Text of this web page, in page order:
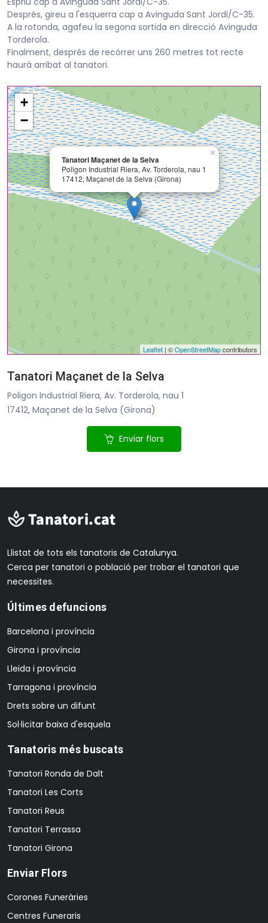
Després, gireu a l'esquerra cap a Avinguda Sant Jordi/C-35.
A la rotonda, agafeu la segona sortida en direcció Avinguda
Torderola.
Finalment, després de recórrer uns 260 metres tot recte
haurà arribat al tanatori.
Tanatori Maçanet de la Selva
Poligon Industrial Riera, Av. Torderola, nau 1
17412, Maçanet de la Selva (Girona)
×
+
−
Leaflet | ©OpenStreetMapcontributors
Tanatori Maçanet de la Selva
Poligon Industrial Riera, Av. Torderola, nau 1
17412, Maçanet de la Selva (Girona)
Enviar flors
Llistat de tots els tanatoris de Catalunya.
Cerca per tanatori o població per trobar el tanatori que
necessites.
Últimes defuncions
Barcelona i província
Girona i província
Lleida i província
Tarragona i província
Drets sobre un difunt
Sol·licitar baixa d'esquela
Tanatoris més buscats
Tanatori Ronda de Dalt
Tanatori Les Corts
Tanatori Reus
Tanatori Terrassa
Tanatori Girona
Enviar Flors
Corones Funeràries
Centres Funeraris